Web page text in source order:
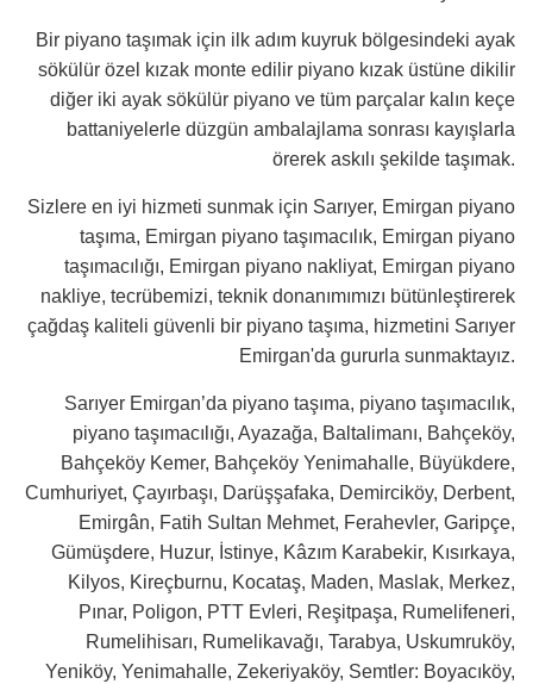
Bir piyano taşımak için ilk adım kuyruk bölgesindeki ayak
sökülür özel kızak monte edilir piyano kızak üstüne dikilir
diğer iki ayak sökülür piyano ve tüm parçalar kalın keçe
battaniyelerle düzgün ambalajlama sonrası kayışlarla
örerek askılı şekilde taşımak.
Sizlere en iyi hizmeti sunmak için Sarıyer, Emirgan piyano
taşıma, Emirgan piyano taşımacılık, Emirgan piyano
taşımacılığı, Emirgan piyano nakliyat, Emirgan piyano
nakliye, tecrübemizi, teknik donanımımızı bütünleştirerek
çağdaş kaliteli güvenli bir piyano taşıma, hizmetini Sarıyer
Emirgan'da gururla sunmaktayız.
Sarıyer Emirgan’da piyano taşıma, piyano taşımacılık,
piyano taşımacılığı, Ayazağa, Baltalimanı, Bahçeköy,
Bahçeköy Kemer, Bahçeköy Yenimahalle, Büyükdere,
Cumhuriyet, Çayırbaşı, Darüşşafaka, Demirciköy, Derbent,
Emirgân, Fatih Sultan Mehmet, Ferahevler, Garipçe,
Gümüşdere, Huzur, İstinye, Kâzım Karabekir, Kısırkaya,
Kilyos, Kireçburnu, Kocataş, Maden, Maslak, Merkez,
Pınar, Poligon, PTT Evleri, Reşitpaşa, Rumelifeneri,
Rumelihisarı, Rumelikavağı, Tarabya, Uskumruköy,
Yeniköy, Yenimahalle, Zekeriyaköy, Semtler: Boyacıköy,